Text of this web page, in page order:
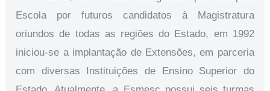
Escola por futuros candidatos à Magistratura
oriundos de todas as regiões do Estado, em 1992
iniciou-se a implantação de Extensões, em parceria
com diversas Instituições de Ensino Superior do